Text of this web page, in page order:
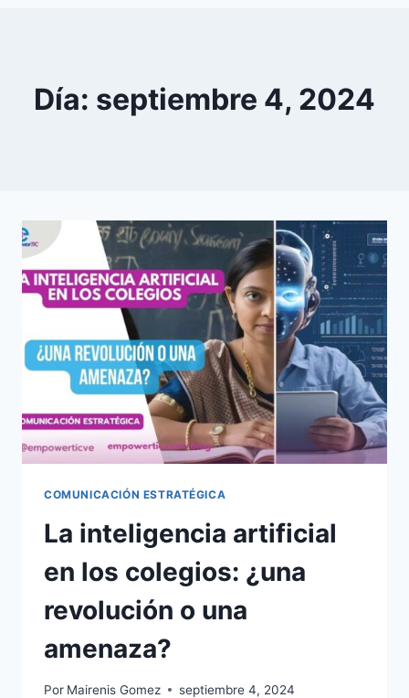
Día: septiembre 4, 2024
COMUNICACIÓN ESTRATÉGICA
La inteligencia artificial
en los colegios: ¿una
revolución o una
amenaza?
Por Mairenis Gomez septiembre 4, 2024